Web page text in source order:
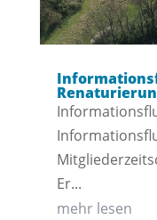
Er...
mehr lesen